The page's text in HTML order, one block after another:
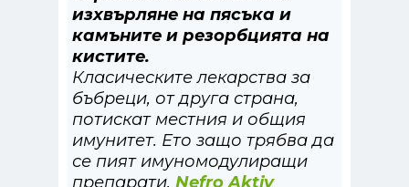
изхвърляне на пясъка и
камъните и резорбцията на
кистите.
Класическите лекарства за
бъбреци, от друга страна,
потискат местния и общия
имунитет. Ето защо трябва да
се пият имуномодулиращи
препарати. Nefro Aktiv